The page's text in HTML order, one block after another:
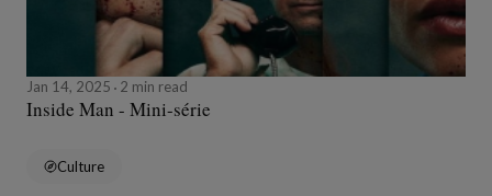
Jan 14, 2025 2 min read
Inside Man - Mini-série
Culture